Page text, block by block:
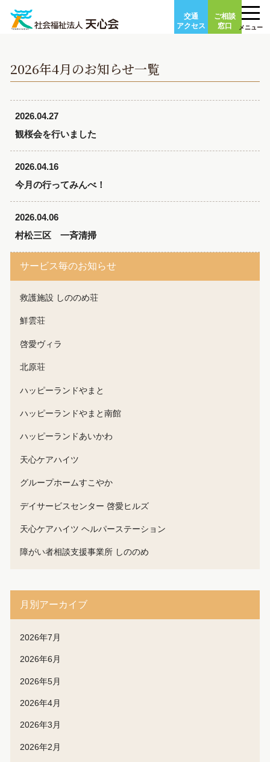
content
交通
アクセス
ご相談
窓口
メニュー
2026年4月のお知らせ一覧
2026.04.27
観桜会を行いました
2026.04.16
今月の行ってみんべ！
2026.04.06
村松三区 一斉清掃
サービス毎のお知らせ
救護施設 しののめ荘
鮮雲荘
啓愛ヴィラ
北原荘
ハッピーランドやまと
ハッピーランドやまと南館
ハッピーランドあいかわ
天心ケアハイツ
グループホームすこやか
デイサービスセンター 啓愛ヒルズ
天心ケアハイツ ヘルパーステーション
障がい者相談支援事業所 しののめ
月別アーカイブ
2026年7月
2026年6月
2026年5月
2026年4月
2026年3月
2026年2月